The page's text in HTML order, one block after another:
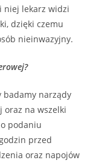
niej lekarz widzi
dzięki czemu
nieinwazyjny.
badamy narządy
na wszelki
podaniu
przed
oraz napojów